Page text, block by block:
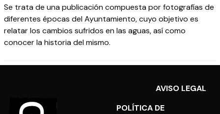
Se trata de una publicación compuesta por fotografías de
diferentes épocas del Ayuntamiento, cuyo objetivo es
relatar los cambios sufridos en las aguas, así como
conocer la historia del mismo.
AVISO LEGAL
POLÍTICA DE